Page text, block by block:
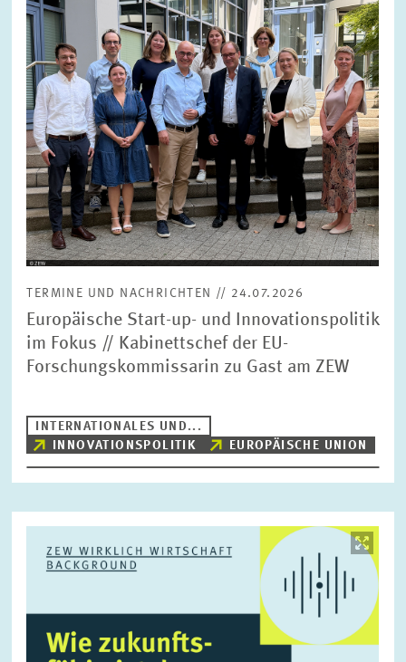
FORSCHUNG
SERVICE
GREMIEN
VERNETZUNG
HEINZ-KÖNIG-AWARD
WISSENSCHAFTSPREIS
Jahr
Bitte wählen Sie ein Jahr
Monat
Bitte wählen Sie einen Monat
Bereiche
Bitte wählen
Themen
Bitte wählen
ZURÜCKSETZEN SUCHEN
TERMINE UND NACHRICHTEN // 24.07.2026
Europäische Start-up- und Innovationspolitik
im Fokus // Kabinettschef der EU-
Forschungskommissarin zu Gast am ZEW
INTERNATIONALES UND...
INNOVATIONSPOLITIK
EUROPÄISCHE UNION
öffnet